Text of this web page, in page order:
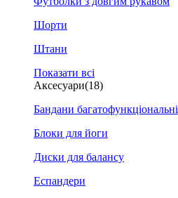
Шорти
Штани
Показати всі
Аксесуари(18)
Бандани багатофункціональні
Блоки для йоги
Диски для балансу
Еспандери